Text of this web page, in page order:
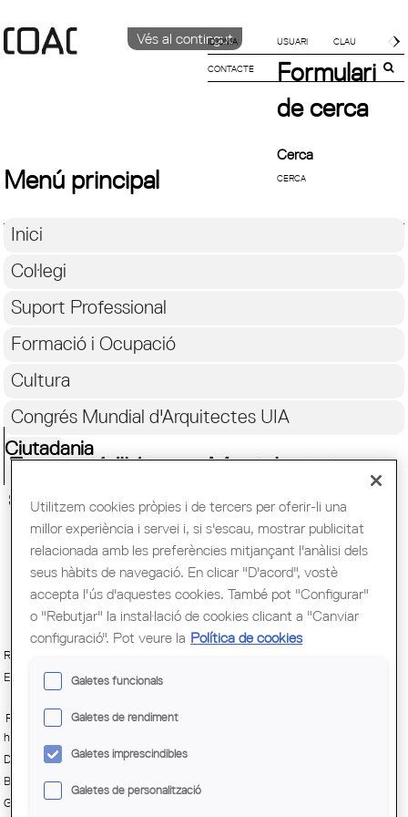
Vés al contingut
IDIOMA
CATALÀ
CONTACTE
Formulari
de cerca
Cerca
Menú principal
Inici
Col·legi
Suport Professional
Formació i Ocupació
Cultura
Congrés Mundial d'Arquitectes UIA
Ciutadania
Exposició "Vinyes. Morfologia i
sintaxi en l’espai"
Roca Barcelona Gallery
Exposició
Ramón Vinyes
http://www.rocabarcelonagallery.com
Del
Dilluns, 21 desembre, 2015 - 19:00
Barcelona
Gratuït
Utilitzem cookies pròpies i de tercers per oferir-li una
millor experiència i servei i, si s'escau, mostrar publicitat
relacionada amb les preferències mitjançant l'anàlisi dels
seus hàbits de navegació. En clicar "D'acord", vostè
accepta l'ús d'aquestes cookies. També pot "Configurar"
o "Rebutjar" la instal·lació de cookies clicant a "Canviar
configuració". Pot veure la Política de cookies
Galetes funcionals
Galetes de rendiment
Galetes imprescindibles
Galetes de personalització